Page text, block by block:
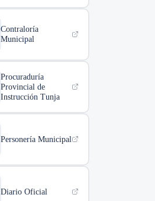
Contraloría
Municipal
Procuraduría
Provincial de
Instrucción Tunja
Personería Municipal
Diario Oficial